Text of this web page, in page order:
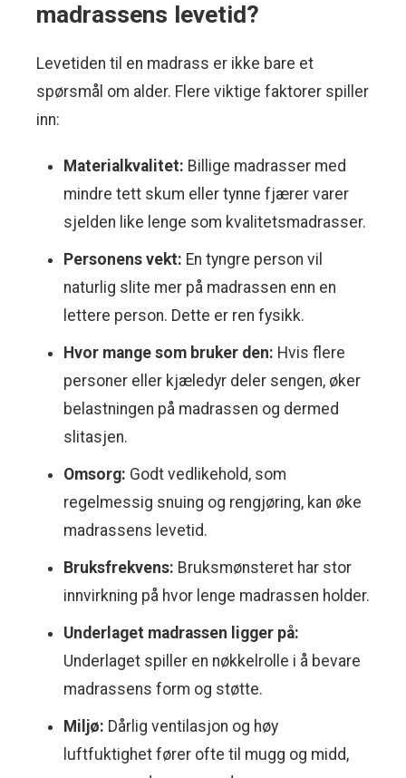
madrassens levetid?
Levetiden til en madrass er ikke bare et
spørsmål om alder. Flere viktige faktorer spiller
inn:
Materialkvalitet: Billige madrasser med
mindre tett skum eller tynne fjærer varer
sjelden like lenge som kvalitetsmadrasser.
Personens vekt: En tyngre person vil
naturlig slite mer på madrassen enn en
lettere person. Dette er ren fysikk.
Hvor mange som bruker den: Hvis flere
personer eller kjæledyr deler sengen, øker
belastningen på madrassen og dermed
slitasjen.
Omsorg: Godt vedlikehold, som
regelmessig snuing og rengjøring, kan øke
madrassens levetid.
Bruksfrekvens: Bruksmønsteret har stor
innvirkning på hvor lenge madrassen holder.
Underlaget madrassen ligger på:
Underlaget spiller en nøkkelrolle i å bevare
madrassens form og støtte.
Miljø: Dårlig ventilasjon og høy
luftfuktighet fører ofte til mugg og midd,